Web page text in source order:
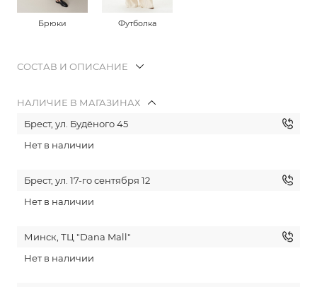
Брюки Футболка
СОСТАВ И ОПИСАНИЕ
НАЛИЧИЕ В МАГАЗИНАХ
Брест, ул. Будёного 45
Нет в наличии
Брест, ул. 17-го сентября 12
Нет в наличии
Минск, ТЦ "Dana Mall"
Нет в наличии